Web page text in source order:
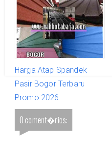
Promo 2026
Harga Atap Spandek
Pasir Bogor Terbaru
Promo 2026
0 coment�rios: